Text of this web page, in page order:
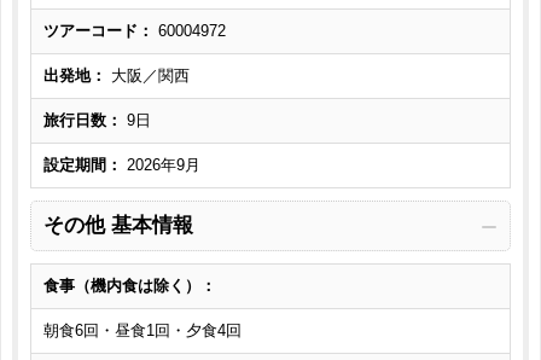
ツアーコード： 60004972
出発地： 大阪／関西
旅行日数： 9日
設定期間： 2026年9月
その他 基本情報
食事（機内食は除く）：
朝食6回・昼食1回・夕食4回